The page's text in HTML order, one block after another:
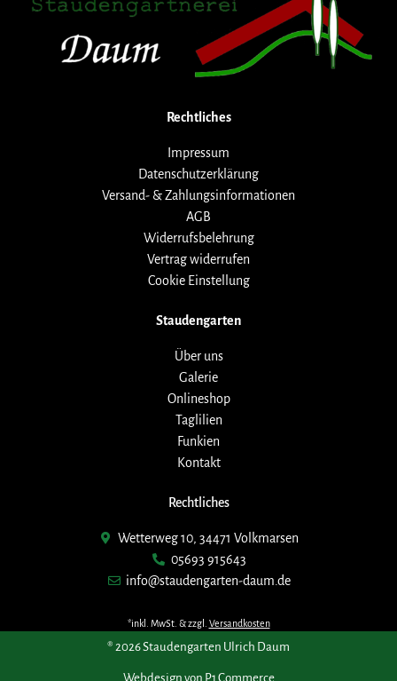
Rechtliches
Impressum
Datenschutzerklärung
Versand- & Zahlungsinformationen
AGB
Widerrufsbelehrung
Vertrag widerrufen
Cookie Einstellung
Staudengarten
Über uns
Galerie
Onlineshop
Taglilien
Funkien
Kontakt
Rechtliches
Wetterweg 10, 34471 Volkmarsen
05693 915643
info@staudengarten-daum.de
*inkl. MwSt. & zzgl. Versandkosten
® 2026 Staudengarten Ulrich Daum
Webdesign von P1 Commerce